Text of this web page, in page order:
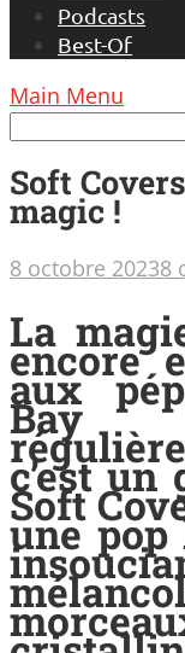
Podcasts
Best-Of
Main Menu
Soft
magic !
8 octobre 20238
La
encore
aux
Bay
c’est
Soft
une pop